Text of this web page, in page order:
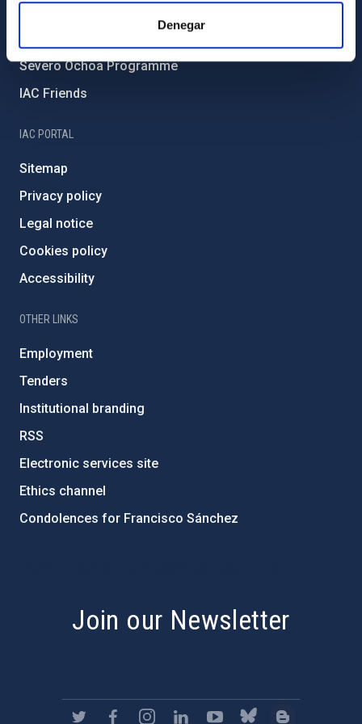
Denegar
Severo Ochoa Programme
IAC Friends
IAC PORTAL
Sitemap
Privacy policy
Legal notice
Cookies policy
Accessibility
OTHER LINKS
Employment
Tenders
Institutional branding
RSS
Electronic services site
Ethics channel
Condolences for Francisco Sánchez
Join our Newsletter